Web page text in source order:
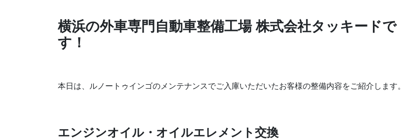
横浜の外車専門自動車整備工場 株式会社タッキードで
す！
本日は、ルノートゥインゴのメンテナンスでご入庫いただいたお客様の整備内容をご紹介します。
エンジンオイル・オイルエレメント交換